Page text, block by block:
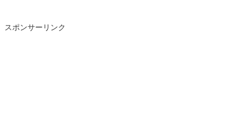
スポンサーリンク